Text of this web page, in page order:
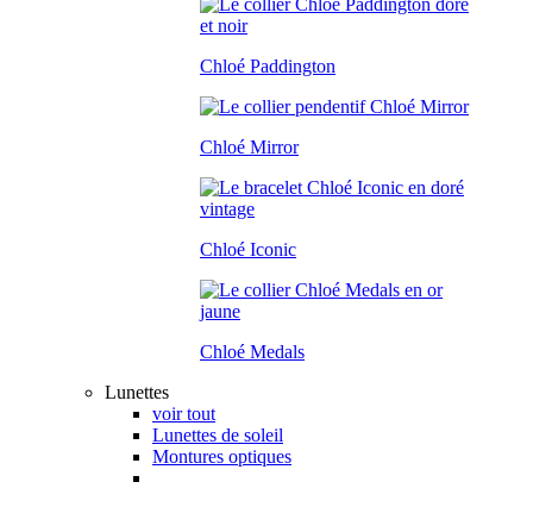
Chloé Paddington
Chloé Mirror
Chloé Iconic
Chloé Medals
Lunettes
voir tout
Lunettes de soleil
Montures optiques